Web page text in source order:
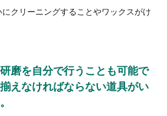
飲食店のキャンセル料は払わないとい
けない？キャンセル料とは
クリーニングすることやワックスがけ
磨を自分で行うことも可能で
えなければならない道具がい